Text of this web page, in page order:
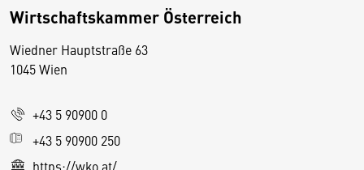
Wirtschaftskammer Österreich
Wiedner Hauptstraße 63
1045 Wien
+43 5 90900 0
+43 5 90900 250
https://wko.at/
D
s
e
S